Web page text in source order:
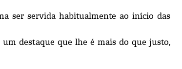
ser servida habitualmente ao início das
destaque que lhe é mais do que justo,